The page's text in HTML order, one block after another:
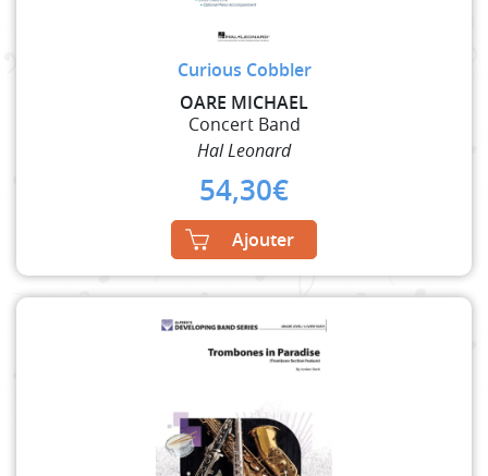
Curious Cobbler
OARE MICHAEL
Concert Band
Hal Leonard
54,30€
Ajouter